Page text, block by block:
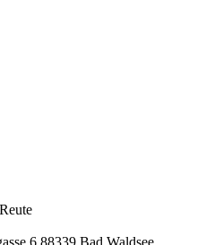
6 88339 Bad Waldsee